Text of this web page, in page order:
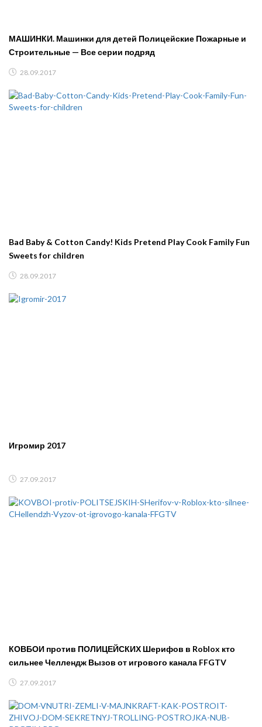
МАШИНКИ. Машинки для детей Полицейские Пожарные и
Строительные — Все серии подряд
28.09.2017
Bad Baby & Cotton Candy! Kids Pretend Play Cook Family Fun
Sweets for children
28.09.2017
Игромир 2017
27.09.2017
КОВБОИ против ПОЛИЦЕЙСКИХ Шерифов в Roblox кто
сильнее Челлендж Вызов от игрового канала FFGTV
27.09.2017